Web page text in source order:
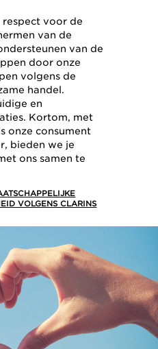
respect voor de
van de
van de
door onze
volgens de
handel.
en
Kortom, met
onze consument
bieden we je
ons samen te
VOLGENS CLARINS